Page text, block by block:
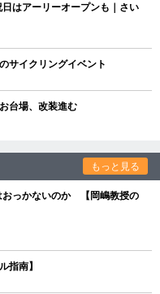
はアーリーオープンも｜さい
サイクリングイベント
台場、改装進む
もっと見る
おっかないのか 【岡嶋教授の
指南】